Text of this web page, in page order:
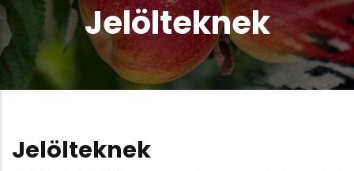
Jelölteknek
Jelölteknek